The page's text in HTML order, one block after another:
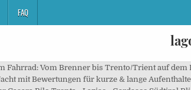
FAQ
Temi, Trient 2004, ISBN 978-88-85114-83-8. You can walk round the lake in under an hour when you are there. Lago di Lagolo, Trento Picture: Lago di Lagolo - Check out Tripadvisor members' 13,624 candid photos and videos of Lago di Lagolo Lago di Tenno is a lake at Tenno in Trentino, Italy.At an elevation of 550 m, its surface area is 2.5 km². Enlaces externos Lago di Valle ist liegt in San Mauro. Schau diese und ähnliche Touren an oder plan deine eigene mit komoot! Ruta Trento - Lago di Garda Calcula rápidamente tu ruta desde Trento hasta Lago di Garda con ViaMichelin. From the very first moment you will feel the Mediterranean atmosphere gently mingling with the fresh Alpine climate. Allí hemos reservado nuestro próximo alojamiento, a tan sólo 3,4 km del lago di Braies, uno de los lugares más visitados de las Dolomitas, por su gran belleza y su fácil acceso y que estamos muy ilusionados en conocer. This is the version of our website addressed to speakers of English in the United States. VAT code: IT02654890215, With its 15,000 inhabitants the town of Arco is located north of Lake Garda, thanks…, The municipality of Nago-Torbole with its Mediterranean microclimate is located on…, Drena, a small village located on the so called “Marocche”, is situated at the foot…, Dro, situated in the north of Lake Garda and in the south of the mountain chain…, Lake Ledro is one of the clearest lakes of the entire Trentino. Ideal für Familien, Gruppen, Paare. Trento - Cles: Lago di Santa Giustina. Foto acerca Lago di Campo (lago Campo) 1944 m Pequeño lago alpino hermoso en el parque nacional de Adamello Brenta, Trentino Alto Adige, Italia. The lake was formed around the year 1100 following a large landslide that blocked the course of the river Rì Sec, which is currently the main tributary of the lake. Lago di Levico Jetzt 22 Bewertungen & 30 Bilder beim Testsieger HolidayCheck entdecken und direkt Hotels nahe Lago di Levico finden. Ihr Gardasee Ferienportal. Auf einem kegelförmigen Landstück im Trentino, in der Nähe der Seen Lago di Levico und Lago di Caldonazzo, liegt ein Städtchen, das noch heute den Zauber und die Eleganz historischer Kurorte aus der Zeit der K und K Monarchie versprüht.Der deutsche Name der Stadt, Löweneck, weist auf ihre Vergangenheit als Teil des österreichisch-ungarischen Reiches hin. Hier erwarten Sie kostenfreies WLAN in den öffentlichen Bereichen, Sporteinrichtungen und Bungalows zur Selbstverpflegung mit einem LCD-Sat-TV. Giunti al bivio dove dritto si prosegue per Salò si tiene la destra e si seguono le indicazioni stradali per Trento, Madonna di Campiglio, Vestone (22 km), Lago d’Idro (29 km) e Val Sabbia. Es ist ein romantisches Plätzchen, hier genau zwischen den beiden Bergseen Lago di San Giuliano und Lago di Garzonè, am Waldrand und mit den Bergspitzen von Adamello und Presanella im Hintergrund. Lago di Valle ist ein See in Trentino und hat eine Höhe von 632 Meter. lago di braies De Cortina d' Ampezzo nos